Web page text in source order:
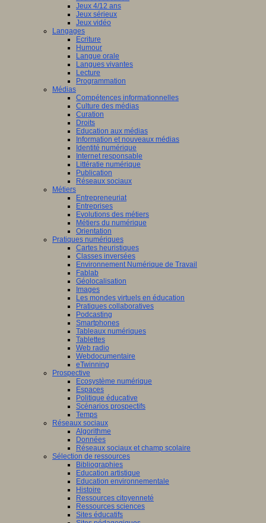
Jeux 4/12 ans
Jeux sérieux
Jeux vidéo
Langages
Ecriture
Humour
Langue orale
Langues vivantes
Lecture
Programmation
Médias
Compétences informationnelles
Culture des médias
Curation
Droits
Education aux médias
Information et nouveaux médias
Identité numérique
Internet responsable
Littératie numérique
Publication
Réseaux sociaux
Métiers
Entrepreneuriat
Entreprises
Evolutions des métiers
Métiers du numérique
Orientation
Pratiques numériques
Cartes heuristiques
Classes inversées
Environnement Numérique de Travail
Fablab
Géolocalisation
Images
Les mondes virtuels en éducation
Pratiques collaboratives
Podcasting
Smartphones
Tableaux numériques
Tablettes
Web radio
Webdocumentaire
eTwinning
Prospective
Ecosystème numérique
Espaces
Politique éducative
Scénarios prospectifs
Temps
Réseaux sociaux
Algorithme
Données
Réseaux sociaux et champ scolaire
Sélection de ressources
Bibliographies
Education artistique
Education environnementale
Histoire
Ressources citoyenneté
Ressources sciences
Sites éducatifs